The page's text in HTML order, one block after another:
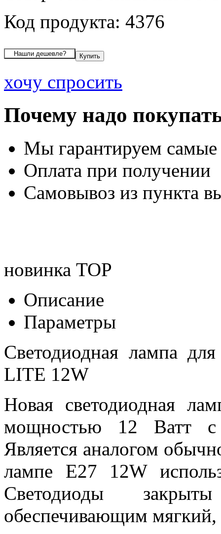
Код продукта: 4376
хочу спросить
Почему надо
Мы гарантируем
Оплата при получении
Самовывоз из пункта
новинка TOP
Описание
Параметры
Светодиодная лампа
LITE 12W
Новая светодиодная
мощностью 12 Ватт с
Является аналогом
лампе E27 12W
Светодиоды
обеспечивающим мягкий,